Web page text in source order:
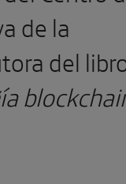
de la
del